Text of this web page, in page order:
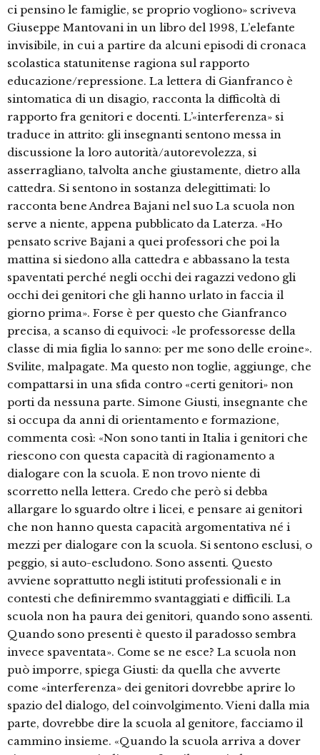
ci pensino le famiglie, se proprio vogliono» scriveva
Giuseppe Mantovani in un libro del 1998, L’elefante
invisibile, in cui a partire da alcuni episodi di cronaca
scolastica statunitense ragiona sul rapporto
educazione/repressione. La lettera di Gianfranco è
sintomatica di un disagio, racconta la difficoltà di
rapporto fra genitori e docenti. L’«interferenza» si
traduce in attrito: gli insegnanti sentono messa in
discussione la loro autorità/autorevolezza, si
asserragliano, talvolta anche giustamente, dietro alla
cattedra. Si sentono in sostanza delegittimati: lo
racconta bene Andrea Bajani nel suo La scuola non
serve a niente, appena pubblicato da Laterza. «Ho
pensato scrive Bajani a quei professori che poi la
mattina si siedono alla cattedra e abbassano la testa
spaventati perché negli occhi dei ragazzi vedono gli
occhi dei genitori che gli hanno urlato in faccia il
giorno prima». Forse è per questo che Gianfranco
precisa, a scanso di equivoci: «le professoresse della
classe di mia figlia lo sanno: per me sono delle eroine».
Svilite, malpagate. Ma questo non toglie, aggiunge, che
compattarsi in una sfida contro «certi genitori» non
porti da nessuna parte. Simone Giusti, insegnante che
si occupa da anni di orientamento e formazione,
commenta così: «Non sono tanti in Italia i genitori che
riescono con questa capacità di ragionamento a
dialogare con la scuola. E non trovo niente di
scorretto nella lettera. Credo che però si debba
allargare lo sguardo oltre i licei, e pensare ai genitori
che non hanno questa capacità argomentativa né i
mezzi per dialogare con la scuola. Si sentono esclusi, o
peggio, si auto-escludono. Sono assenti. Questo
avviene soprattutto negli istituti professionali e in
contesti che definiremmo svantaggiati e difficili. La
scuola non ha paura dei genitori, quando sono assenti.
Quando sono presenti è questo il paradosso sembra
invece spaventata». Come se ne esce? La scuola non
può imporre, spiega Giusti: da quella che avverte
come «interferenza» dei genitori dovrebbe aprire lo
spazio del dialogo, del coinvolgimento. Vieni dalla mia
parte, dovrebbe dire la scuola al genitore, facciamo il
cammino insieme. «Quando la scuola arriva a dover